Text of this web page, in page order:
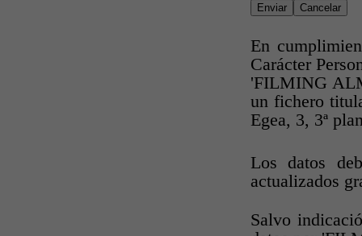
Enviar Cancelar
En
Carácter
'FILMING
un fichero
Egea, 3, 3ª
Los datos
actualizados
Salvo